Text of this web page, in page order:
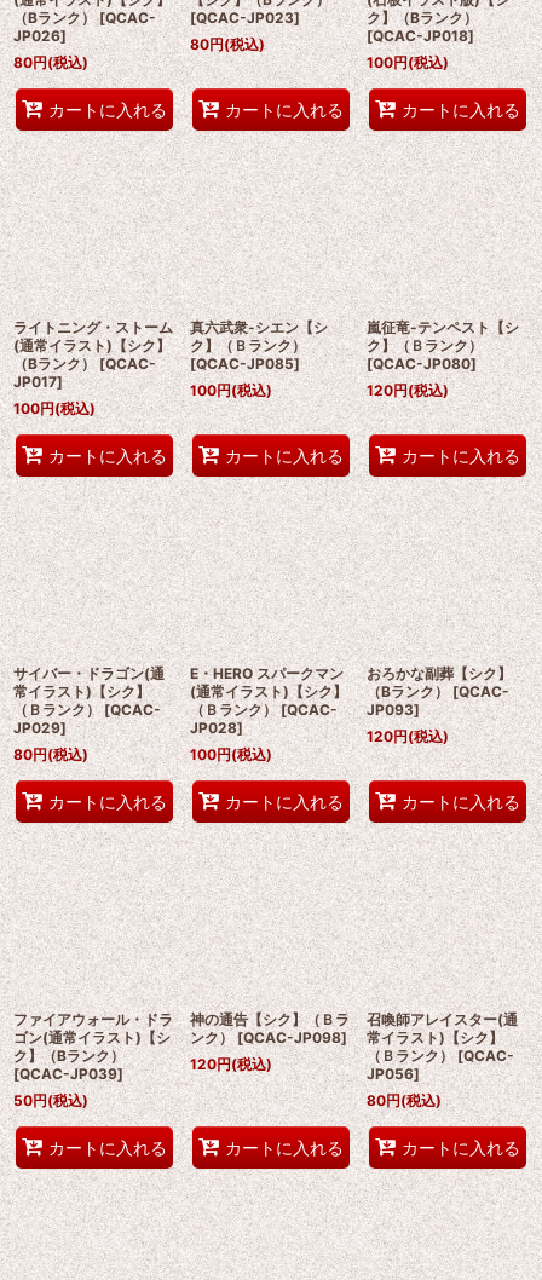
（Bランク） [QCAC-
JP026]
80円(税込)
カートに入れる
[QCAC-JP023]
80円(税込)
カートに入れる
ク】（Bランク）
[QCAC-JP018]
100円(税込)
カートに入れる
ライトニング・ストーム
(通常イラスト)【シク】
（Bランク） [QCAC-
JP017]
100円(税込)
カートに入れる
真六武衆-シエン【シ
ク】（Ｂランク）
[QCAC-JP085]
100円(税込)
カートに入れる
嵐征竜-テンペスト【シ
ク】（Ｂランク）
[QCAC-JP080]
120円(税込)
カートに入れる
サイバー・ドラゴン(通
常イラスト)【シク】
（Ｂランク） [QCAC-
JP029]
80円(税込)
カートに入れる
E・HERO スパークマン
(通常イラスト)【シク】
（Ｂランク） [QCAC-
JP028]
100円(税込)
カートに入れる
おろかな副葬【シク】
（Bランク） [QCAC-
JP093]
120円(税込)
カートに入れる
ファイアウォール・ドラ
ゴン(通常イラスト)【シ
ク】（Bランク）
[QCAC-JP039]
50円(税込)
カートに入れる
神の通告【シク】（Ｂラ
ンク） [QCAC-JP098]
120円(税込)
カートに入れる
召喚師アレイスター(通
常イラスト)【シク】
（Ｂランク） [QCAC-
JP056]
80円(税込)
カートに入れる